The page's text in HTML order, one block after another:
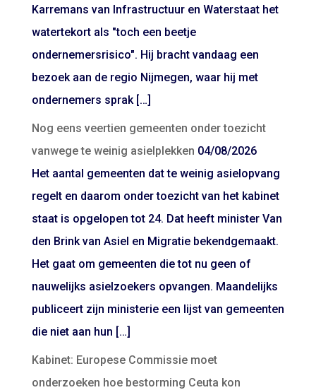
Karremans van Infrastructuur en Waterstaat het
watertekort als "toch een beetje
ondernemersrisico". Hij bracht vandaag een
bezoek aan de regio Nijmegen, waar hij met
ondernemers sprak […]
Nog eens veertien gemeenten onder toezicht
vanwege te weinig asielplekken 04/08/2026
Het aantal gemeenten dat te weinig asielopvang
regelt en daarom onder toezicht van het kabinet
staat is opgelopen tot 24. Dat heeft minister Van
den Brink van Asiel en Migratie bekendgemaakt.
Het gaat om gemeenten die tot nu geen of
nauwelijks asielzoekers opvangen. Maandelijks
publiceert zijn ministerie een lijst van gemeenten
die niet aan hun […]
Kabinet: Europese Commissie moet
onderzoeken hoe bestorming Ceuta kon